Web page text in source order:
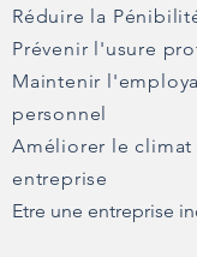
Réduire la
Prévenir l'usure
Maintenir
personnel
Améliorer le climat
entreprise
Etre une entreprise